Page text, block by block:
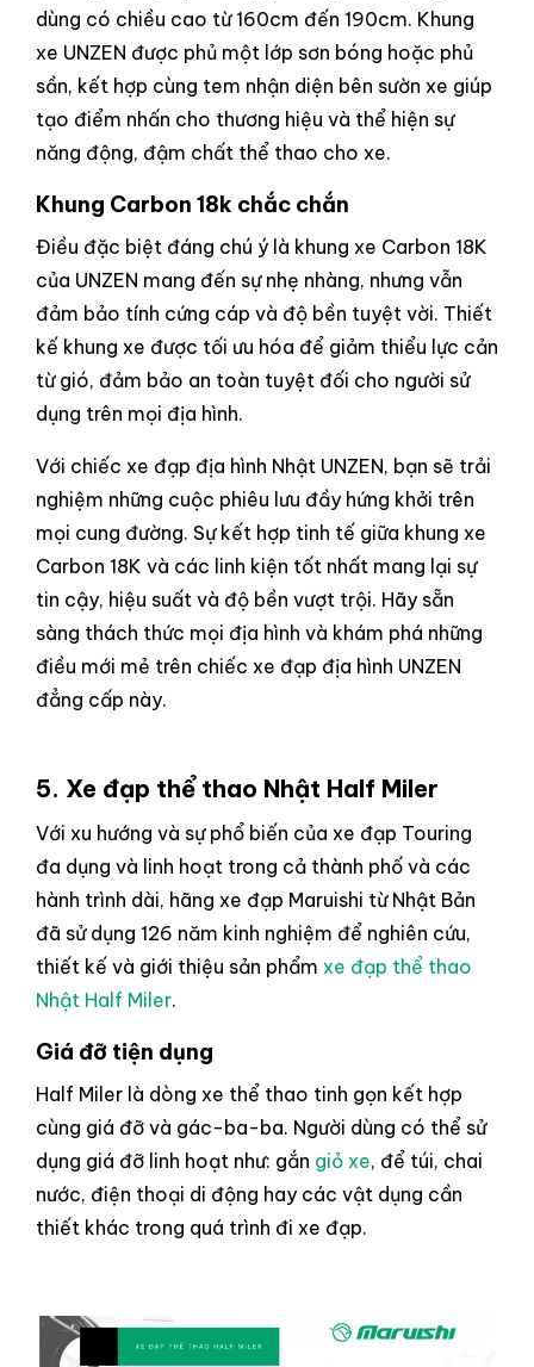
dùng có chiều cao từ 160cm đến 190cm. Khung
xe UNZEN được phủ một lớp sơn bóng hoặc phủ
sần, kết hợp cùng tem nhận diện bên sườn xe giúp
tạo điểm nhấn cho thương hiệu và thể hiện sự
năng động, đậm chất thể thao cho xe.
Khung Carbon 18k chắc chắn
Điều đặc biệt đáng chú ý là khung xe Carbon 18K
của UNZEN mang đến sự nhẹ nhàng, nhưng vẫn
đảm bảo tính cứng cáp và độ bền tuyệt vời. Thiết
kế khung xe được tối ưu hóa để giảm thiểu lực cản
từ gió, đảm bảo an toàn tuyệt đối cho người sử
dụng trên mọi địa hình.
Với chiếc xe đạp địa hình Nhật UNZEN, bạn sẽ trải
nghiệm những cuộc phiêu lưu đầy hứng khởi trên
mọi cung đường. Sự kết hợp tinh tế giữa khung xe
Carbon 18K và các linh kiện tốt nhất mang lại sự
tin cậy, hiệu suất và độ bền vượt trội. Hãy sẵn
sàng thách thức mọi địa hình và khám phá những
điều mới mẻ trên chiếc xe đạp địa hình UNZEN
đẳng cấp này.
5. Xe đạp thể thao Nhật Half Miler
Với xu hướng và sự phổ biến của xe đạp Touring
đa dụng và linh hoạt trong cả thành phố và các
hành trình dài, hãng xe đạp Maruishi từ Nhật Bản
đã sử dụng 126 năm kinh nghiệm để nghiên cứu,
thiết kế và giới thiệu sản phẩm xe đạp thể thao
Nhật Half Miler.
Giá đỡ tiện dụng
Half Miler là dòng xe thể thao tinh gọn kết hợp
cùng giá đỡ và gác-ba-ba. Người dùng có thể sử
dụng giá đỡ linh hoạt như: gắn giỏ xe, để túi, chai
nước, điện thoại di động hay các vật dụng cần
thiết khác trong quá trình đi xe đạp.